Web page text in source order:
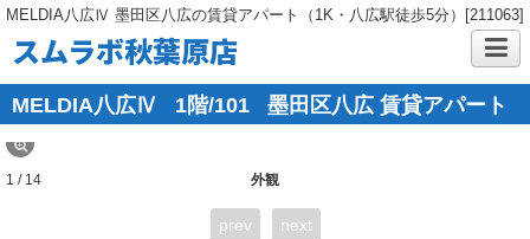
MELDIA八広Ⅳ 墨田区八広の賃貸アパート（1K・八広駅徒歩5分）[211063]
スムラボ秋葉原店
MELDIA八広Ⅳ 1階/101 墨田区八広 賃貸アパート
外観
1 / 14
prev next